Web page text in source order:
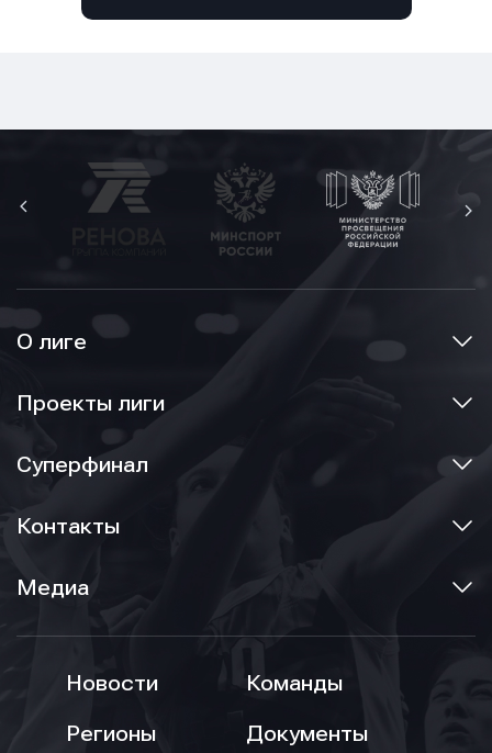
О лиге
Проекты лиги
Суперфинал
Контакты
Медиа
Новости
Команды
Регионы
Документы